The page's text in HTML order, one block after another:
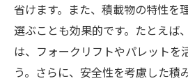
省けます。また、積載物の特性を
選ぶことも効果的です。たとえば
は、フォークリフトやパレットを
う。さらに、安全性を考慮した積